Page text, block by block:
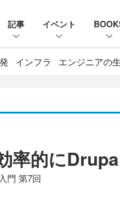
記事 イベント
インフラ エンジニアの
率的に
門 第7回